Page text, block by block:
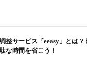
整サービス「eeasy」とは
な時間を省こう！